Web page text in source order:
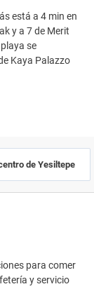
está a 4 min en
y a 7 de Merit
se
Kaya Palazzo
de Yesiltepe
para comer
y servicio